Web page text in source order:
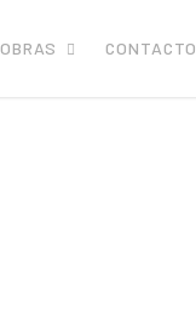
OBRAS CONTACTO